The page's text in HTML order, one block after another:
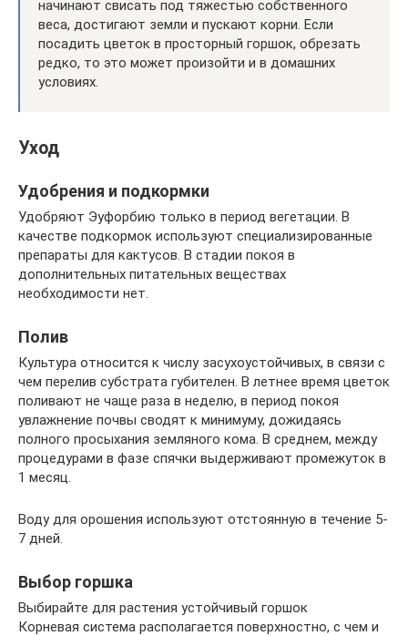
начинают свисать под тяжестью собственного
веса, достигают земли и пускают корни. Если
посадить цветок в просторный горшок, обрезать
редко, то это может произойти и в домашних
условиях.
Уход
Удобрения и подкормки
Удобряют Эуфорбию только в период вегетации. В
качестве подкормок используют специализированные
препараты для кактусов. В стадии покоя в
дополнительных питательных веществах
необходимости нет.
Полив
Культура относится к числу засухоустойчивых, в связи с
чем перелив субстрата губителен. В летнее время цветок
поливают не чаще раза в неделю, в период покоя
увлажнение почвы сводят к минимуму, дожидаясь
полного просыхания земляного кома. В среднем, между
процедурами в фазе спячки выдерживают промежуток в
1 месяц.
Воду для орошения используют отстоянную в течение 5-
7 дней.
Выбор горшка
Выбирайте для растения устойчивый горшок
Корневая система располагается поверхностно, с чем и